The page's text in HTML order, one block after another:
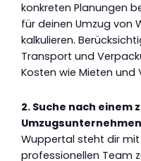
konkreten Planungen
für deinen Umzug von
kalkulieren.
Transport und
Kosten wie Mieten und
2. Suche nach einem
Wuppertal steht dir
professionellen Team